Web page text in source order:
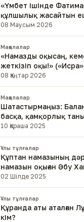
«Үмбет ішінде
құлшылық жасайтын
08 Маусым 2026
Мақалалар
«Намазды оқысаң,
жеткізіп оқы!»
08 Қаңтар 2026
Мақалалар
Шатастырмаңыз:
басқа, қамқорлық
10 Қараша 2025
Ұлы тұлғалар
Құптан намазының
намазын оқыған Әбу
02 Шілде 2025
Ұлы тұлғалар
Құранда аты аталған
кім?